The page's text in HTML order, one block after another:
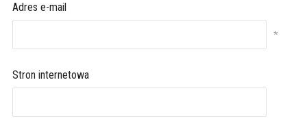
Adres e-mail
*
Stron internetowa